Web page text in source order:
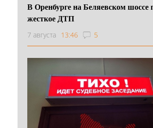
В Оренбурге на Беляевском шоссе
жесткое ДТП
7 августа 13:46 5